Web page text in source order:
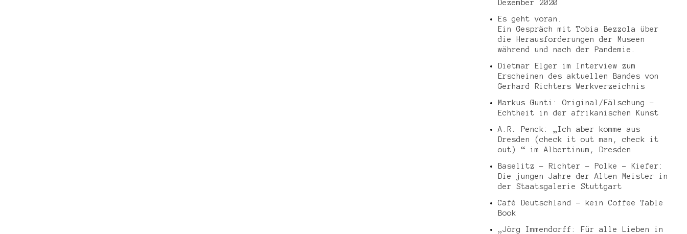
Dezember 2020
Es geht voran.
Ein Gespräch mit Tobia Bezzola über
die Herausforderungen der Museen
während und nach der Pandemie.
Dietmar Elger im Interview zum
Erscheinen des aktuellen Bandes von
Gerhard Richters Werkverzeichnis
Markus Gunti: Original/Fälschung –
Echtheit in der afrikanischen Kunst
A.R. Penck: „Ich aber komme aus
Dresden (check it out man, check it
out).“ im Albertinum, Dresden
Baselitz – Richter – Polke – Kiefer:
Die jungen Jahre der Alten Meister in
der Staatsgalerie Stuttgart
Café Deutschland – kein Coffee Table
Book
„Jörg Immendorff: Für alle Lieben in